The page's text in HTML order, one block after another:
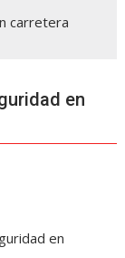
carretera
en
en